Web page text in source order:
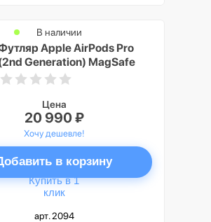
Apple AirPods Pro
Generation) MagSafe
Case USB-C (MTJV3)
В наличии
Цена
20 990 ₽
Хочу дешевле!
в корзину
Купить в 1
клик
арт. 2094